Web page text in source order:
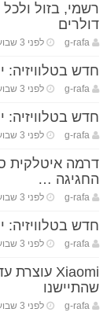
דולרים
g-rafa לפני 3 שבועות
חדש בטלוויזיה: יום שני,
g-rafa לפני 3 שבועות
חדש בטלוויזיה: יום
g-rafa לפני 3 שבועות
דרמה איטלקית
החגיגה …
g-rafa לפני 3 שבועות
חדש בטלוויזיה: יום שבת,
g-rafa לפני 3 שבועות
שהתיישנו
g-rafa לפני 3 שבועות